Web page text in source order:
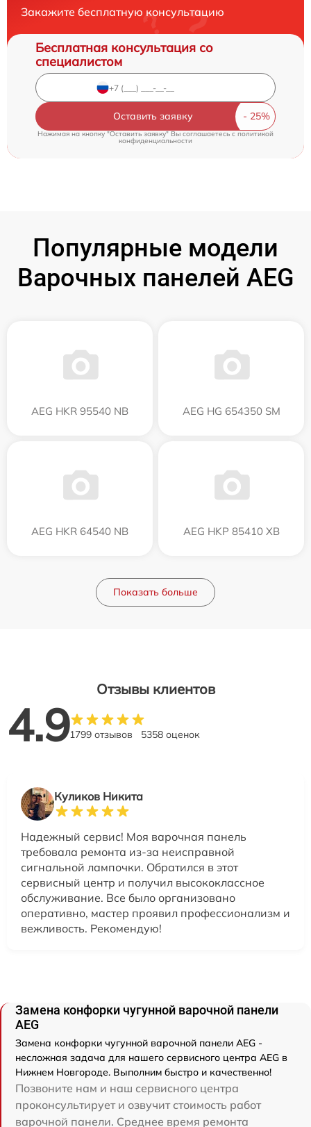
Закажите бесплатную консультацию
Бесплатная консультация со
специалистом
Оставить заявку
Нажимая на кнопку "Оставить заявку" Вы соглашаетесь c политикой
конфиденциальности
Популярные модели
Варочных панелей AEG
AEG HKR 95540 NB AEG HG 654350 SM
AEG HKR 64540 NB AEG HKP 85410 XB
Показать больше
Отзывы клиентов
4.91799 отзывов 5358 оценок
Куликов Никита
Надежный сервис! Моя варочная панель
требовала ремонта из-за неисправной
сигнальной лампочки. Обратился в этот
сервисный центр и получил высококлассное
обслуживание. Все было организовано
оперативно, мастер проявил профессионализм и
вежливость. Рекомендую!
Замена конфорки чугунной варочной панели
AEG
Замена конфорки чугунной варочной панели AEG -
несложная задача для нашего сервисного центра AEG в
Нижнем Новгороде. Выполним быстро и качественно!
Позвоните нам и наш сервисного центра
проконсультирует и озвучит стоимость работ
варочной панели. Среднее время ремонта